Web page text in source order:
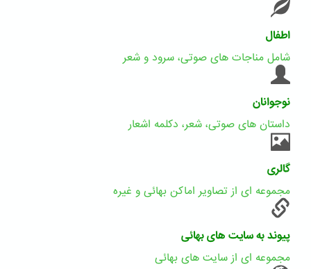
اطفال
شامل مناجات های صوتی، سرود و شعر
نوجوانان
داستان های صوتی، شعر، دکلمه اشعار
گالری
مجموعه ای از تصاویر اماکن بهائی و غیره
پیوند به سایت های بهائی
مجموعه ای از سایت های بهائی